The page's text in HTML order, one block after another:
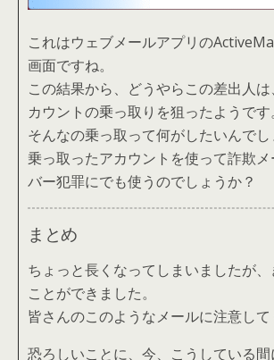
これはウェブメールアプリの
画面ですね。
この結果から、どうやらこの差出人
カウントの乗っ取りを狙ったようです。
そんなの乗っ取って何がしたいんでし
乗っ取ったアカウントを使って詐欺
バー犯罪にでも使うのでしょうか？
まとめ
ちょっと長くなってしまいましたが
ことができました。
皆さんのこのようなメールに注意して
恐ろしいことに、今、こうしている